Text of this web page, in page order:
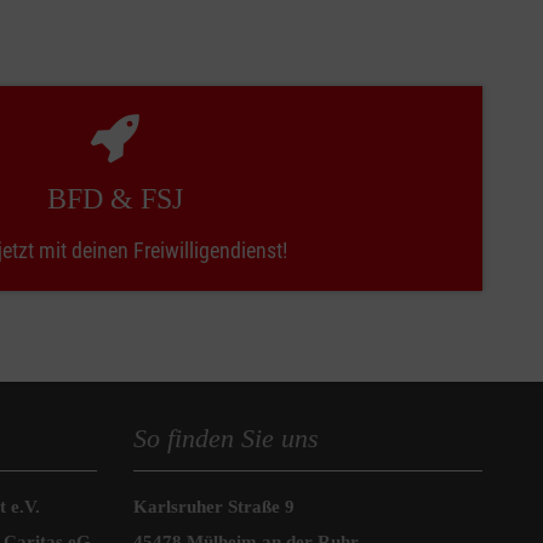
Arztbesuch, Behördengang oder ähnlichem
und für eine angenehme und gesellige
BFD & FSJ
mit deinen Freiwilligendienst!
e.V.
So finden Sie uns
Karlsruher Straße 9